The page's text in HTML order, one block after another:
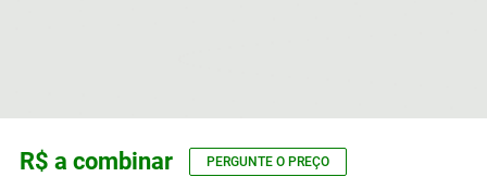
R$ a combinar PERGUNTE O PREÇO